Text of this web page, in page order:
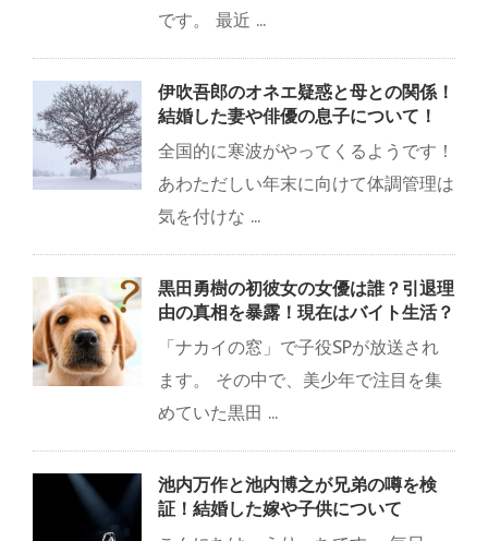
です。 最近 ...
伊吹吾郎のオネエ疑惑と母との関係！
結婚した妻や俳優の息子について！
全国的に寒波がやってくるようです！
あわただしい年末に向けて体調管理は
気を付けな ...
黒田勇樹の初彼女の女優は誰？引退理
由の真相を暴露！現在はバイト生活？
「ナカイの窓」で子役SPが放送され
ます。 その中で、美少年で注目を集
めていた黒田 ...
池内万作と池内博之が兄弟の噂を検
証！結婚した嫁や子供について